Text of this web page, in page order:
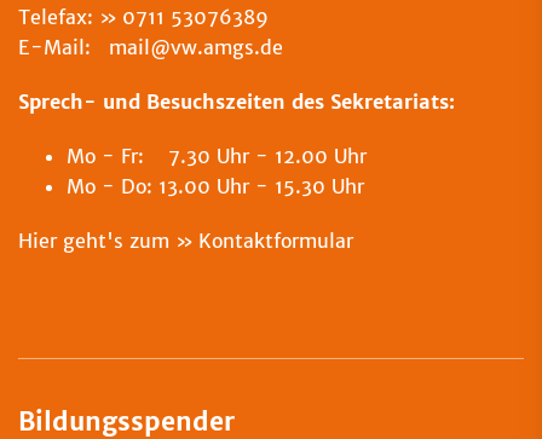
Telefax:
0711 53076389
E-Mail: mail@vw.amgs.de
Sprech- und Besuchszeiten des Sekretariats:
Mo - Fr: 7.30 Uhr - 12.00 Uhr
Mo - Do: 13.00 Uhr - 15.30 Uhr
Hier geht's zum Kontaktformular
Bildungsspender